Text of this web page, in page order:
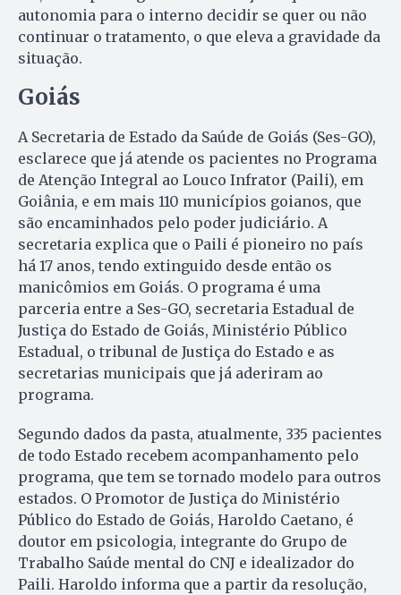
autonomia para o interno decidir se quer ou não
continuar o tratamento, o que eleva a gravidade da
situação.
Goiás
A Secretaria de Estado da Saúde de Goiás (Ses-GO),
esclarece que já atende os pacientes no Programa
de Atenção Integral ao Louco Infrator (Paili), em
Goiânia, e em mais 110 municípios goianos, que
são encaminhados pelo poder judiciário. A
secretaria explica que o Paili é pioneiro no país
há 17 anos, tendo extinguido desde então os
manicômios em Goiás. O programa é uma
parceria entre a Ses-GO, secretaria Estadual de
Justiça do Estado de Goiás, Ministério Público
Estadual, o tribunal de Justiça do Estado e as
secretarias municipais que já aderiram ao
programa.
Segundo dados da pasta, atualmente, 335 pacientes
de todo Estado recebem acompanhamento pelo
programa, que tem se tornado modelo para outros
estados. O Promotor de Justiça do Ministério
Público do Estado de Goiás, Haroldo Caetano, é
doutor em psicologia, integrante do Grupo de
Trabalho Saúde mental do CNJ e idealizador do
Paili. Haroldo informa que a partir da resolução,